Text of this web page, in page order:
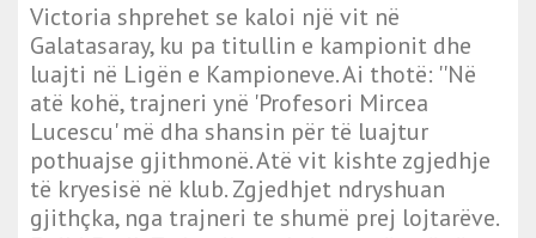
Victoria shprehet se kaloi një vit në
Galatasaray, ku pa titullin e kampionit dhe
luajti në Ligën e Kampioneve. Ai thotë: ''Në
atë kohë, trajneri ynë 'Profesori Mircea
Lucescu' më dha shansin për të luajtur
pothuajse gjithmonë. Atë vit kishte zgjedhje
të kryesisë në klub. Zgjedhjet ndryshuan
gjithçka, nga trajneri te shumë prej lojtarëve.